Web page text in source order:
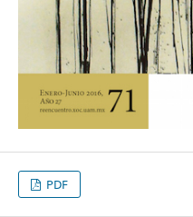
PDF